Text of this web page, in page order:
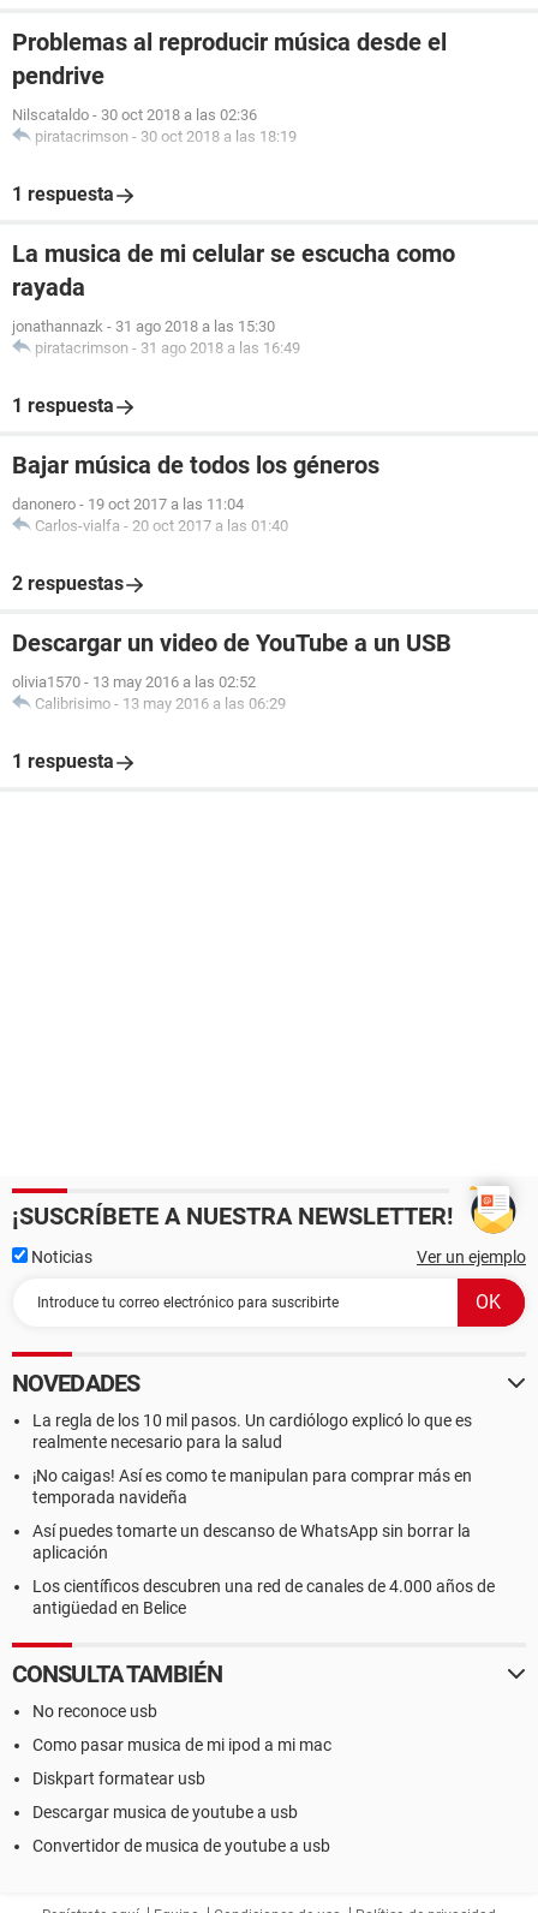
Problemas al reproducir música desde el
pendrive
Nilscataldo - 30 oct 2018 a las 02:36
piratacrimson - 30 oct 2018 a las 18:19
1 respuesta
La musica de mi celular se escucha como
rayada
jonathannazk - 31 ago 2018 a las 15:30
piratacrimson - 31 ago 2018 a las 16:49
1 respuesta
Bajar música de todos los géneros
danonero - 19 oct 2017 a las 11:04
Carlos-vialfa - 20 oct 2017 a las 01:40
2 respuestas
Descargar un video de YouTube a un USB
olivia1570 - 13 may 2016 a las 02:52
Calibrisimo - 13 may 2016 a las 06:29
1 respuesta
¡SUSCRÍBETE A NUESTRA NEWSLETTER!
Noticias Ver un ejemplo
NOVEDADES
La regla de los 10 mil pasos. Un cardiólogo explicó lo que es
realmente necesario para la salud
¡No caigas! Así es como te manipulan para comprar más en
temporada navideña
Así puedes tomarte un descanso de WhatsApp sin borrar la
aplicación
Los científicos descubren una red de canales de 4.000 años de
antigüedad en Belice
CONSULTA TAMBIÉN
No reconoce usb
Como pasar musica de mi ipod a mi mac
Diskpart formatear usb
Descargar musica de youtube a usb
Convertidor de musica de youtube a usb